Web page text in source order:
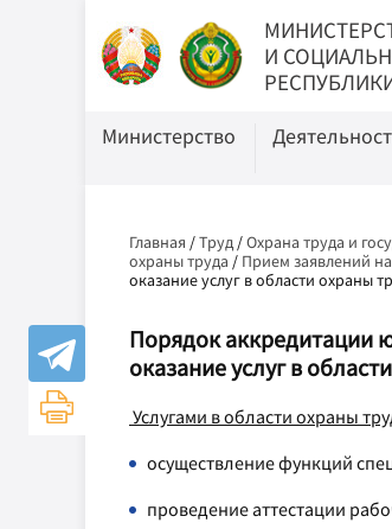
И
Министерство
Главная /Труд/Охрана труда и
охраны труда / Прием заявлений
оказание услуг в области охраны
Порядок аккредитации
оказание услуг в
Услугами в области охраны
осуществление функций
проведение аттестации